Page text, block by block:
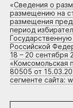
«Сведения о
размещению на
размещения
период
Российской
18 – 20 сентября
«Комсомольская
80505 от
сегменте сайта: